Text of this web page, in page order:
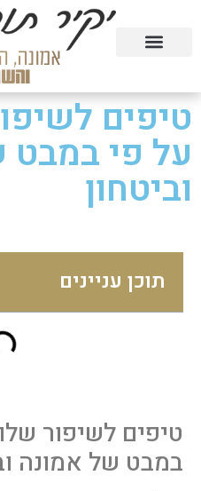
טיפים
על פי במבט
וביטחון
טיפים לשיפור
במבט של אמונה
תוכן עניינים